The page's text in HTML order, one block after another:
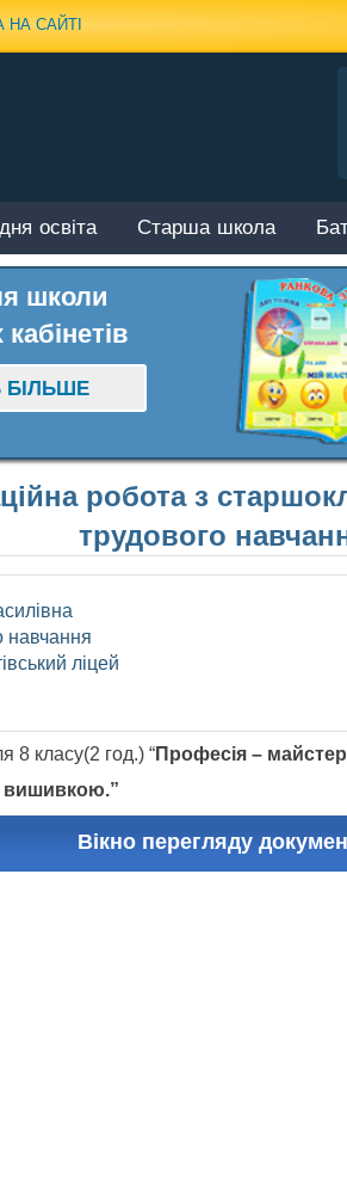
НА САЙТІ
освіта Старша школа
школи
БІЛЬШЕ
робота з
трудового
навчання
ліцей
8 класу(2 год.) “Професія –
Вікно перегляду